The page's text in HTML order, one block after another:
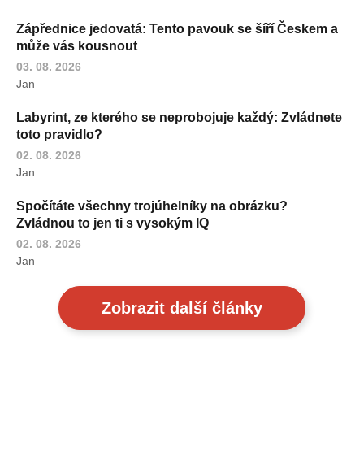
Zápřednice jedovatá: Tento pavouk se šíří Českem a
může vás kousnout
03. 08. 2026
Jan
Labyrint, ze kterého se neprobojuje každý: Zvládnete
toto pravidlo?
02. 08. 2026
Jan
Spočítáte všechny trojúhelníky na obrázku?
Zvládnou to jen ti s vysokým IQ
02. 08. 2026
Jan
Zobrazit další články